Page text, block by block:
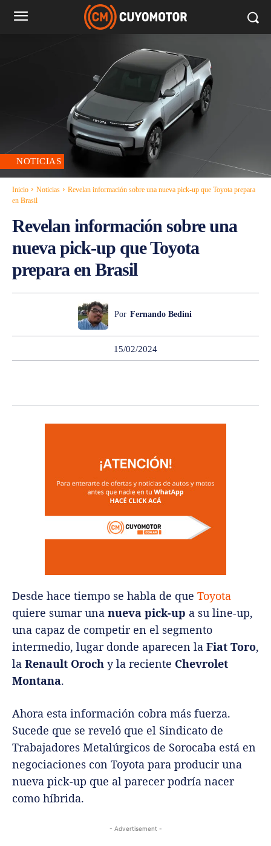
NOTICIAS
Inicio Noticias
Revelan información sobre una nueva pick-up que Toyota prepara
en Brasil
Revelan información sobre una
nueva pick-up que Toyota
prepara en Brasil
Por Fernando Bedini
15/02/2024
Desde hace tiempo se habla de que Toyota
quiere sumar una nueva pick-up a su line-up,
una capaz de competir en el segmento
intermedio, lugar donde aparecen la Fiat Toro,
la Renault Oroch y la reciente Chevrolet
Montana.
Ahora esta información cobra más fuerza.
Sucede que se reveló que el Sindicato de
Trabajadores Metalúrgicos de Sorocaba está en
negociaciones con Toyota para producir una
nueva pick-up que al parecer podría nacer
como híbrida.
- Advertisement -